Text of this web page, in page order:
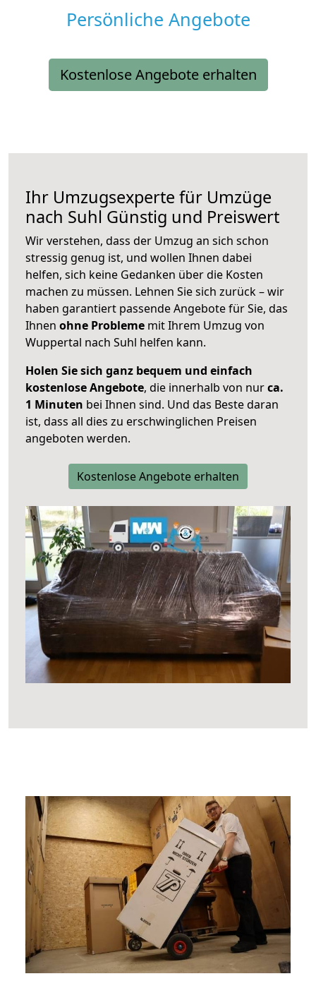
Persönliche Angebote
Kostenlose Angebote erhalten
Ihr Umzugsexperte für Umzüge
nach Suhl Günstig und Preiswert
Wir verstehen, dass der Umzug an sich schon
stressig genug ist, und wollen Ihnen dabei
helfen, sich keine Gedanken über die Kosten
machen zu müssen. Lehnen Sie sich zurück – wir
haben garantiert passende Angebote für Sie, das
Ihnen ohne Probleme mit Ihrem Umzug von
Wuppertal nach Suhl helfen kann.
Holen Sie sich ganz bequem und einfach
kostenlose Angebote, die innerhalb von nurca.
1 Minuten bei Ihnen sind. Und das Beste daran
ist, dass all dies zu erschwinglichen Preisen
angeboten werden.
Kostenlose Angebote erhalten